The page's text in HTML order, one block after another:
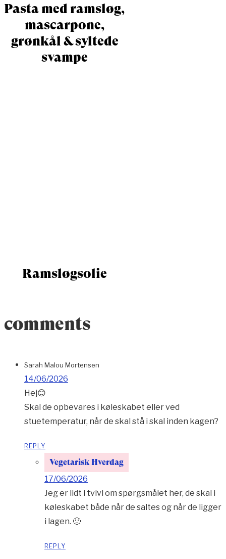
Pasta med ramsløg,
mascarpone,
grønkål & syltede
svampe
Ramsløgsolie
comments
Sarah Malou Mortensen
14/06/2026
Hej😊
Skal de opbevares i køleskabet eller ved
stuetemperatur, når de skal stå i skal inden kagen?
REPLY
Vegetarisk Hverdag
17/06/2026
Jeg er lidt i tvivl om spørgsmålet her, de skal i
køleskabet både når de saltes og når de ligger
i lagen. 🙂
REPLY